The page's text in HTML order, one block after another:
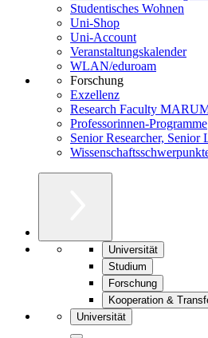
Studentisches Wohnen
Uni-Shop
Uni-Account
Veranstaltungskalender
WLAN/eduroam
Forschung
Exzellenz
Research Faculty
Professorinnen-Programme
Senior Researcher, Senior
Universität
Studium
Forschung
Kooperation &
Universität